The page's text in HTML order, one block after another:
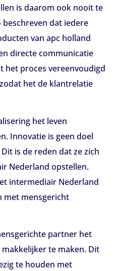
is daarom ook nooit te
dat iedere
van apc holland
directe communicatie
het proces vereenvoudigd
het de klantrelatie
het leven
Innovatie is geen doel
is de reden dat ze zich
Nederland opstellen.
intermediair Nederland
met mensgericht
partner het
te maken. Dit
te houden met